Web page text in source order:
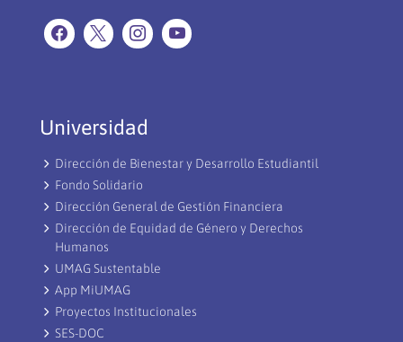
Universidad
Dirección de Bienestar y Desarrollo Estudiantil
Fondo Solidario
Dirección General de Gestión Financiera
Dirección de Equidad de Género y Derechos
Humanos
UMAG Sustentable
App MiUMAG
Proyectos Institucionales
SES-DOC